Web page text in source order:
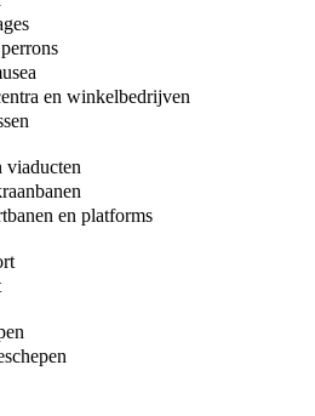
en winkelbedrijven
viaducten
en platforms